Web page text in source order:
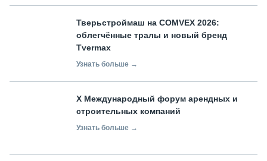
Тверьстроймаш на COMVEX 2026:
облегчённые тралы и новый бренд
Tvermax
Узнать больше →
X Международный форум арендных и
строительных компаний
Узнать больше →